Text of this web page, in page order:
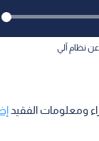
نظام آلي
ومعلومات الفقيد